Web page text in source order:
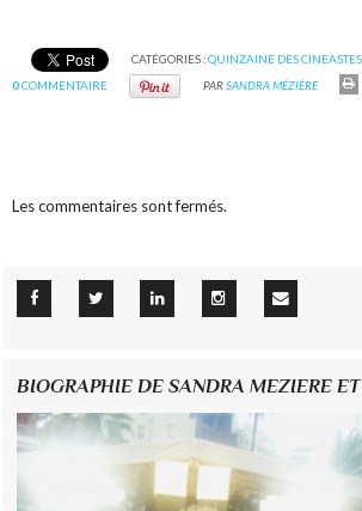
CATÉGORIES :QUINZAINE DES CINEASTES
0COMMENTAIRE PARSANDRA MÉZIÈRE
Les commentaires sont fermés.
BIOGRAPHIE DE SANDRA MEZIERE